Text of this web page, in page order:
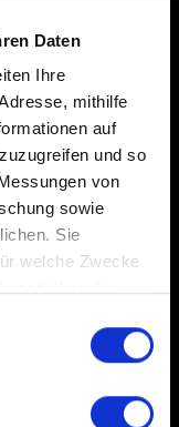
Daten
Ihre
mithilfe
auf
und so
von
sowie
Sie
welche Zwecke